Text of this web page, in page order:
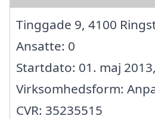
Tinggade 9, 4100
Ansatte: 0
Startdato: 01. maj 2013,
Virksomhedsform:
CVR: 35235515